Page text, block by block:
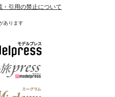
引用の禁止について
あります